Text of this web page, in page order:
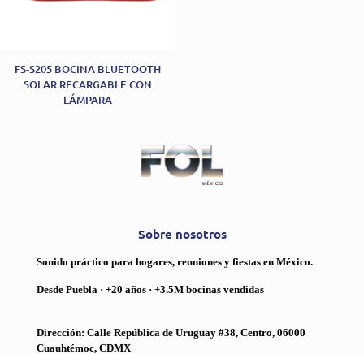
FS-S205 BOCINA BLUETOOTH
SOLAR RECARGABLE CON
LÁMPARA
Sobre nosotros
Sonido práctico para hogares, reuniones y fiestas en México.
Desde Puebla · +20 años · +3.5M bocinas vendidas
Dirección: Calle República de Uruguay #38, Centro, 06000
Cuauhtémoc, CDMX